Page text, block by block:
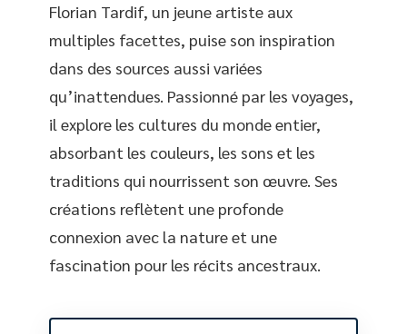
Florian Tardif, un jeune artiste aux
multiples facettes, puise son inspiration
dans des sources aussi variées
qu’inattendues. Passionné par les voyages,
il explore les cultures du monde entier,
absorbant les couleurs, les sons et les
traditions qui nourrissent son œuvre. Ses
créations reflètent une profonde
connexion avec la nature et une
fascination pour les récits ancestraux.